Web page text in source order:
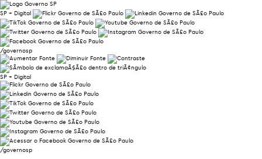
SP + Digital
/governosp
SP + Digital
/governosp